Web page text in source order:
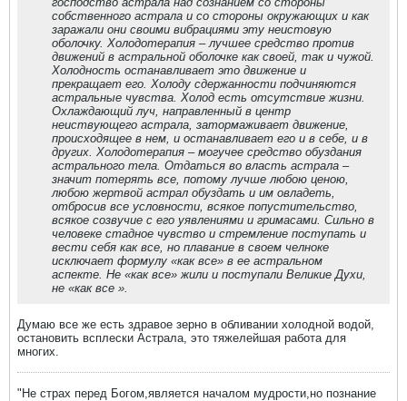
собственного астрала и со стороны окружающих и как
заражали они своими вибрациями эту неистовую
оболочку. Холодотерапия – лучшее средство против
движений в астральной оболочке как своей, так и чужой.
Холодность останавливает это движение и
прекращает его. Холоду сдержанности подчиняются
астральные чувства. Холод есть отсутствие жизни.
Охлаждающий луч, направленный в центр
неиствующего астрала, затормаживает движение,
происходящее в нем, и останавливает его и в себе, и в
других. Холодотерапия – могучее средство обуздания
астрального тела. Отдаться во власть астрала –
значит потерять все, потому лучше любою ценою,
любою жертвой астрал обуздать и им овладеть,
отбросив все условности, всякое попустительство,
всякое созвучие с его уявлениями и гримасами. Сильно в
человеке стадное чувство и стремление поступать и
вести себя как все, но плавание в своем челноке
исключает формулу «как все» в ее астральном
аспекте. Не «как все» жили и поступали Великие Духи,
не «как все ».
Думаю все же есть здравое зерно в обливании холодной водой,
остановить всплески Астрала, это тяжелейшая работа для
многих.
"Не страх перед Богом,является началом мудрости,но познание